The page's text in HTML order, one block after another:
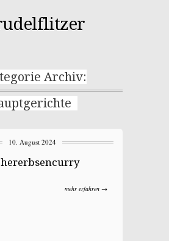
Archiv:
10. August 2024
mehr erfahren →